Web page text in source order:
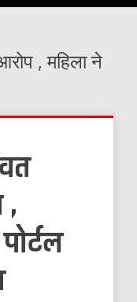
, महिला ने
,